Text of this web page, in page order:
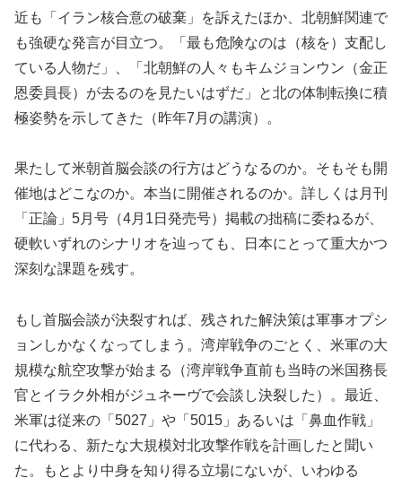
近も「イラン核合意の破棄」を訴えたほか、北朝鮮関連で
も強硬な発言が目立つ。「最も危険なのは（核を）支配し
ている人物だ」、「北朝鮮の人々もキムジョンウン（金正
恩委員長）が去るのを見たいはずだ」と北の体制転換に積
極姿勢を示してきた（昨年7月の講演）。
果たして米朝首脳会談の行方はどうなるのか。そもそも開
催地はどこなのか。本当に開催されるのか。詳しくは月刊
「正論」5月号（4月1日発売号）掲載の拙稿に委ねるが、
硬軟いずれのシナリオを辿っても、日本にとって重大かつ
深刻な課題を残す。
もし首脳会談が決裂すれば、残された解決策は軍事オプシ
ョンしかなくなってしまう。湾岸戦争のごとく、米軍の大
規模な航空攻撃が始まる（湾岸戦争直前も当時の米国務長
官とイラク外相がジュネーヴで会談し決裂した）。最近、
米軍は従来の「5027」や「5015」あるいは「鼻血作戦」
に代わる、新たな大規模対北攻撃作戦を計画したと聞い
た。もとより中身を知り得る立場にないが、いわゆる